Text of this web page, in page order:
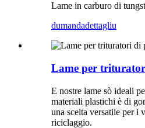
Lame in carburo di
dumandadettagliu
Lame per
E nostre lame sò ideali
materiali plastichi è di
una scelta versatile per i
riciclaggio.